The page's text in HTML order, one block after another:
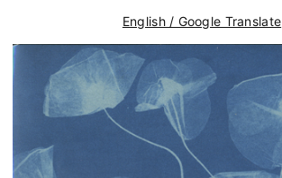
English / Google Translate